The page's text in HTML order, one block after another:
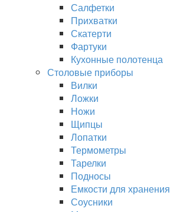
Салфетки
Прихватки
Скатерти
Фартуки
Кухонные полотенца
Столовые приборы
Вилки
Ложки
Ножи
Щипцы
Лопатки
Термометры
Тарелки
Подносы
Емкости для хранения
Соусники